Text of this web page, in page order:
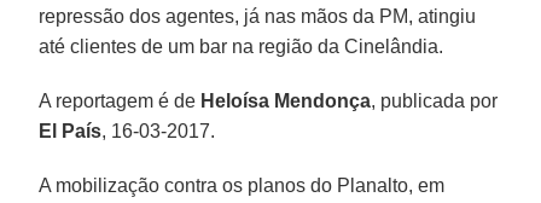
repressão dos agentes, já nas mãos da PM, atingiu
até clientes de um bar na região da Cinelândia.
A reportagem é de Heloísa Mendonça, publicada por
El País, 16-03-2017.
A mobilização contra os planos do Planalto, em